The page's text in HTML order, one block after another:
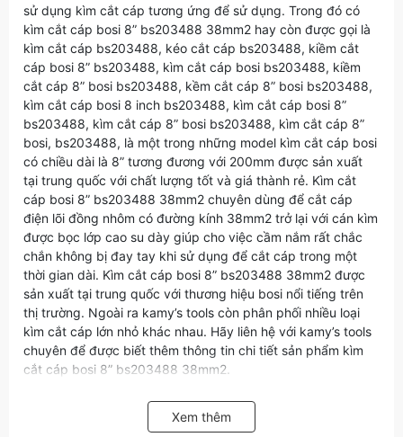
sử dụng kìm cắt cáp tương ứng để sử dụng. Trong đó có
kìm cắt cáp bosi 8” bs203488 38mm2 hay còn được gọi là
kìm cắt cáp bs203488, kéo cắt cáp bs203488, kiềm cắt
cáp bosi 8” bs203488, kìm cắt cáp bosi bs203488, kiềm
cắt cáp 8” bosi bs203488, kềm cắt cáp 8” bosi bs203488,
kìm cắt cáp bosi 8 inch bs203488, kìm cắt cáp bosi 8”
bs203488, kìm cắt cáp 8” bosi bs203488, kìm cắt cáp 8”
bosi, bs203488, là một trong những model kìm cắt cáp bosi
có chiều dài là 8” tương đương với 200mm được sản xuất
tại trung quốc với chất lượng tốt và giá thành rẻ. Kìm cắt
cáp bosi 8” bs203488 38mm2 chuyên dùng để cắt cáp
điện lõi đồng nhôm có đường kính 38mm2 trở lại với cán kìm
được bọc lớp cao su dày giúp cho việc cầm nắm rất chắc
chắn không bị đay tay khi sử dụng để cắt cáp trong một
thời gian dài. Kìm cắt cáp bosi 8” bs203488 38mm2 được
sản xuất tại trung quốc với thương hiệu bosi nổi tiếng trên
thị trường. Ngoài ra kamy’s tools còn phân phối nhiều loại
kìm cắt cáp lớn nhỏ khác nhau. Hãy liên hệ với kamy’s tools
chuyên để được biết thêm thông tin chi tiết sản phẩm kìm
cắt cáp bosi 8” bs203488 38mm2.
cắt cáp lõi đồng không cắt được cáp lõi thép (ACSR) hay
không cắt được cáp thép trần.
Xem thêm